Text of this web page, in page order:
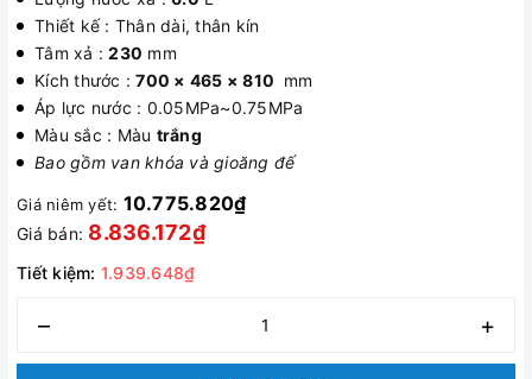
Thiết kế : Thân dài, thân kín
Tâm xả :230 mm
Kích thước :700 × 465 × 810 mm
Áp lực nước : 0.05MPa~0.75MPa
Màu sắc : Màu trắng
Bao gồm van khóa và gioăng đế
Giá niêm yết: 10.775.820₫
Giá bán: 8.836.172₫
Tiết kiệm: 1.939.648₫
– +